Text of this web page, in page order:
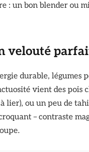
: un bon blender ou
velouté
durable,
vient des pois
lier), ou un peu de
– contraste